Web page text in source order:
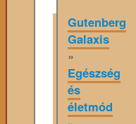
Gutenberg
Galaxis
»
Egészség
és
életmód